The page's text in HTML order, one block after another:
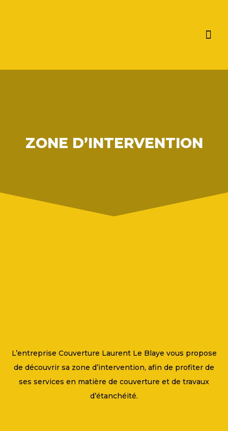
ZONE D’INTERVENTION
L’entreprise Couverture Laurent Le Blaye vous propose
de découvrir sa zone d’intervention, afin de profiter de
ses services en matière de couverture et de travaux
d’étanchéité.